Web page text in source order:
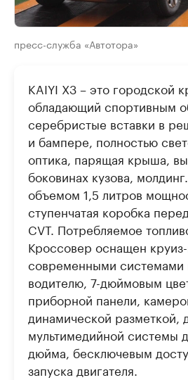
пресс-служба «Автотора»
KAIYI Х3 – это городской
обладающий спортивным
серебристые вставки в
и бампере, полностью
оптика, парящая крыша,
боковинах кузова,
объемом 1,5 литров
ступенчатая коробка
CVT. Потребляемое
Кроссовер оснащен
современными
водителю, 7-дюймовым
приборной панели,
динамической разметкой,
мультимедийной системы
дюйма, бесключевым
запуска двигателя.